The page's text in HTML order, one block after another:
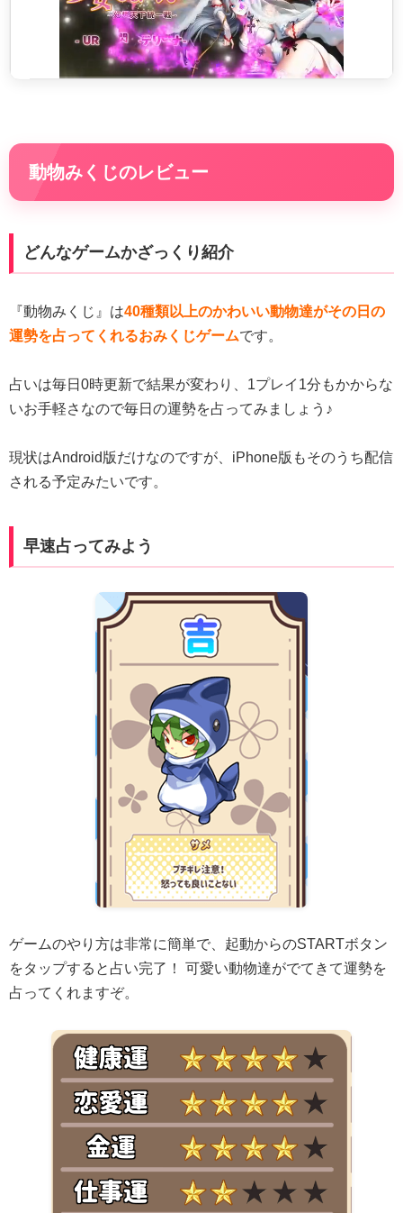
動物みくじのレビュー
どんなゲームかざっくり紹介
『動物みくじ』は40種類以上のかわいい動物達がその日の
運勢を占ってくれるおみくじゲームです。
占いは毎日0時更新で結果が変わり、1プレイ1分もかからな
いお手軽さなので毎日の運勢を占ってみましょう♪
現状はAndroid版だけなのですが、iPhone版もそのうち配信
される予定みたいです。
早速占ってみよう
ゲームのやり方は非常に簡単で、起動からのSTARTボタン
をタップすると占い完了！ 可愛い動物達がでてきて運勢を
占ってくれますぞ。